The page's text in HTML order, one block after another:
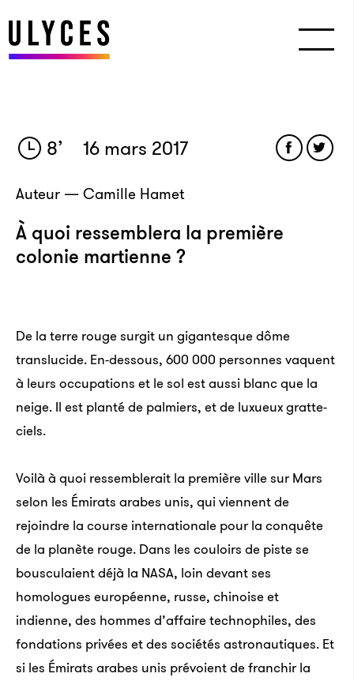
8’ 16 mars 2017
Auteur — Camille Hamet
À quoi ressemblera la première
colonie martienne ?
De la terre rouge surgit un gigantesque dôme
translucide. En-dessous, 600 000 personnes vaquent
à leurs occupations et le sol est aussi blanc que la
neige. Il est planté de palmiers, et de luxueux gratte-
ciels.
Voilà à quoi ressemblerait la première ville sur Mars
selon les Émirats arabes unis, qui viennent de
rejoindre la course internationale pour la conquête
de la planète rouge. Dans les couloirs de piste se
bousculaient déjà la NASA, loin devant ses
homologues européenne, russe, chinoise et
indienne, des hommes d’affaire technophiles, des
fondations privées et des sociétés astronautiques. Et
si les Émirats arabes unis prévoient de franchir la